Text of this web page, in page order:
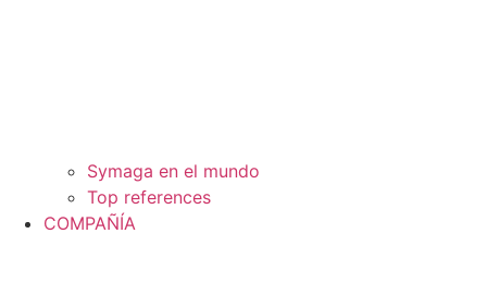
Symaga en el mundo
Top references
COMPAÑÍA